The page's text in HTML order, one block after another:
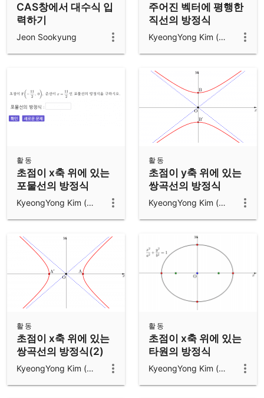
CAS창에서 대수식 입
력하기
Jeon Sookyung
주어진 벡터에 평행한
직선의 방정식
KyeongYong Kim (김경용)
초점이 x축 위에 있는
포물선의 방정식
활동
KyeongYong Kim (김경용)
초점이 y축 위에 있는
쌍곡선의 방정식
활동
KyeongYong Kim (김경용)
초점이 x축 위에 있는
쌍곡선의 방정식(2)
활동
KyeongYong Kim (김경용)
초점이 x축 위에 있는
타원의 방정식
활동
KyeongYong Kim (김경용)